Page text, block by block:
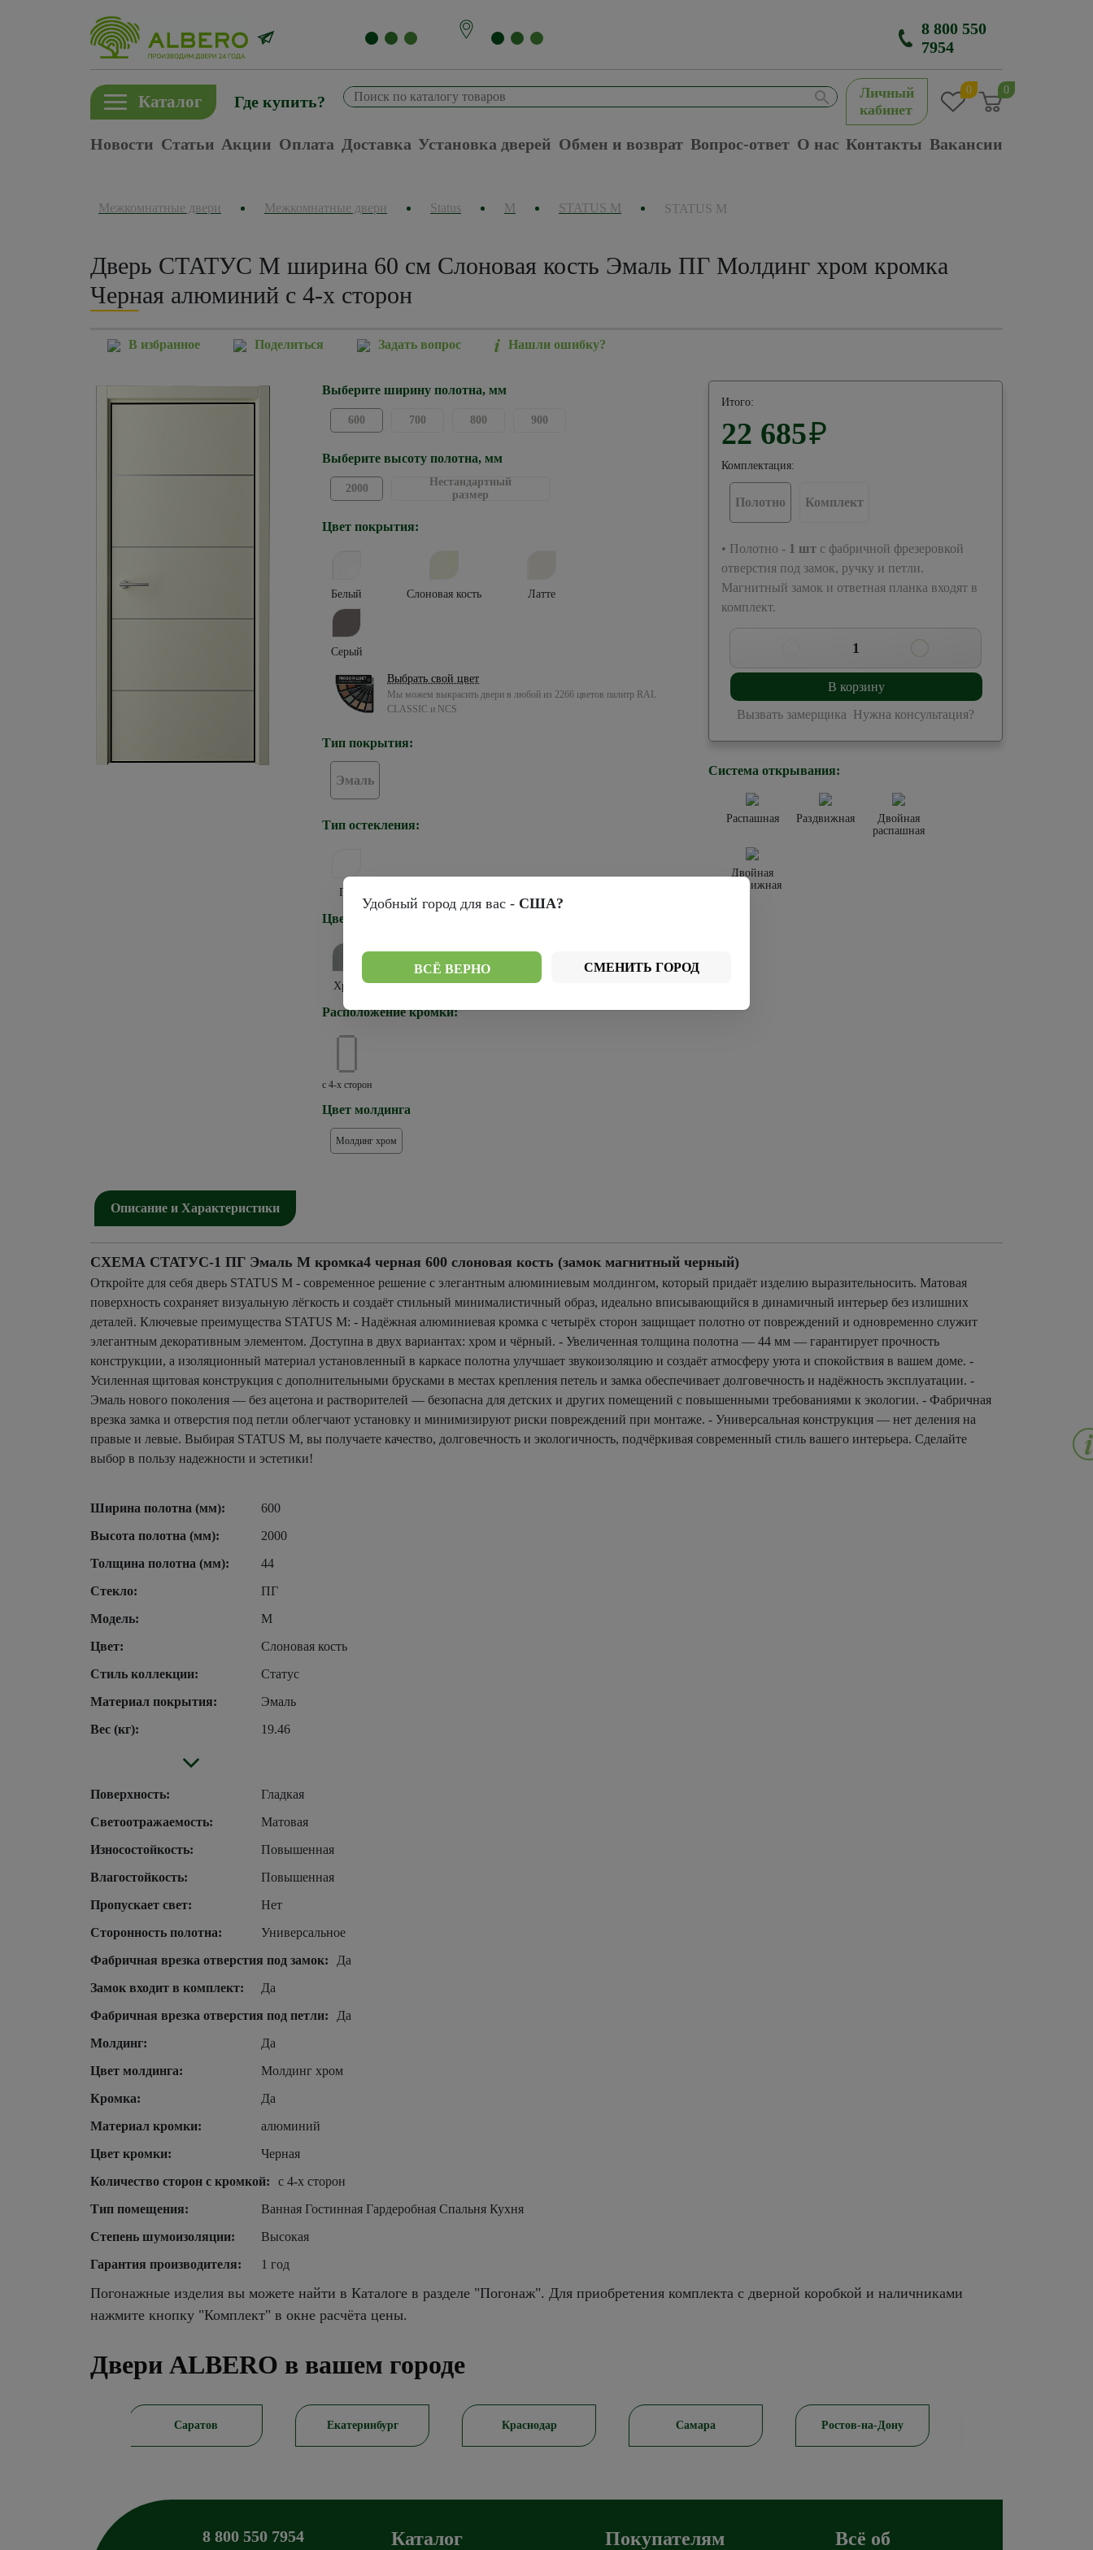
8 800 550
7954
Каталог Где купить?
Личный
кабинет
0 0
Новости Статьи Акции Оплата Доставка Установка дверей Обмен и возврат Вопрос-ответ О нас Контакты Вакансии
Межкомнатные двери Межкомнатные двери Status М STATUS M STATUS M
Дверь СТАТУС M ширина 60 см Слоновая кость Эмаль ПГ Молдинг хром кромка
Черная алюминий с 4-х сторон
В избранное Поделиться Задать вопрос Нашли ошибку?
Выберите ширину полотна, мм
600 700 800 900
Выберите высоту полотна, мм
2000
Нестандартный
размер
Цвет покрытия:
Белый Слоновая кость Латте
Серый
Выбрать свой цвет
Мы можем выкрасить двери в любой из 2266 цветов палитр RAL
CLASSIC и NCS
Тип покрытия:
Эмаль
Тип остекления:
ПГ
Цвет кромки:
Хром Черная
Расположение кромки:
с 4-х сторон
Цвет молдинга
Молдинг хром
Итого:
22 685₽
Комплектация:
Полотно Комплект
• Полотно - 1 шт с фабричной фрезеровкой
отверстия под замок, ручку и петли.
Магнитный замок и ответная планка входят в
комплект.
1
В корзину
Вызвать замерщика Нужна консультация?
Система открывания:
Распашная Раздвижная
Двойная
распашная
Двойная
раздвижная
Описание и Характеристики
СХЕМА СТАТУС-1 ПГ Эмаль M кромка4 черная 600 слоновая кость (замок магнитный черный)
Откройте для себя дверь STATUS М - современное решение с элегантным алюминиевым молдингом, который придаёт изделию выразительносить. Матовая
поверхность сохраняет визуальную лёгкость и создаёт стильный минималистичный образ, идеально вписывающийся в динамичный интерьер без излишних
деталей. Ключевые преимущества STATUS М: - Надёжная алюминиевая кромка с четырёх сторон защищает полотно от повреждений и одновременно служит
элегантным декоративным элементом. Доступна в двух вариантах: хром и чёрный. - Увеличенная толщина полотна — 44 мм — гарантирует прочность
конструкции, а изоляционный материал установленный в каркасе полотна улучшает звукоизоляцию и создаёт атмосферу уюта и спокойствия в вашем доме. -
Усиленная щитовая конструкция с дополнительными брусками в местах крепления петель и замка обеспечивает долговечность и надёжность эксплуатации. -
Эмаль нового поколения — без ацетона и растворителей — безопасна для детских и других помещений с повышенными требованиями к экологии. - Фабричная
врезка замка и отверстия под петли облегчают установку и минимизируют риски повреждений при монтаже. - Универсальная конструкция — нет деления на
правые и левые. Выбирая STATUS М, вы получаете качество, долговечность и экологичность, подчёркивая современный стиль вашего интерьера. Сделайте
выбор в пользу надежности и эстетики!
Ширина полотна (мм):
600
Высота полотна (мм):
2000
Толщина полотна (мм):
44
Стекло:
ПГ
Модель:
М
Цвет:
Слоновая кость
Стиль коллекции:
Статус
Материал покрытия:
Эмаль
Вес (кг):
19.46
Поверхность:
Гладкая
Светоотражаемость:
Матовая
Износостойкость:
Повышенная
Влагостойкость:
Повышенная
Пропускает свет:
Нет
Сторонность полотна:
Универсальное
Фабричная врезка отверстия под замок:
Да
Замок входит в комплект:
Да
Фабричная врезка отверстия под петли:
Да
Молдинг:
Да
Цвет молдинга:
Молдинг хром
Кромка:
Да
Материал кромки:
алюминий
Цвет кромки:
Черная
Количество сторон с кромкой:
с 4-х сторон
Тип помещения:
Ванная Гостинная Гардеробная Спальня Кухня
Степень шумоизоляции:
Высокая
Гарантия производителя:
1 год
Погонажные изделия вы можете найти в Каталоге в разделе "Погонаж". Для приобретения комплекта с дверной коробкой и наличниками
нажмите кнопку "Комплект" в окне расчёта цены.
Двери ALBERO в вашем городе
Екатеринбург Краснодар Самара Ростов-на-Дону Красноярск
8 800 550 7954 Каталог Покупателям
Всё об
Удобный город для вас - США?
ВСЁ ВЕРНО СМЕНИТЬ ГОРОД